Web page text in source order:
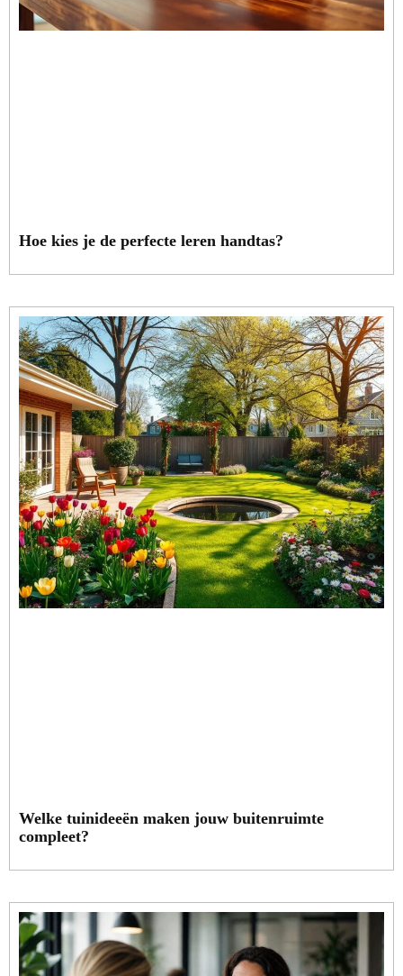
Hoe kies je de perfecte leren handtas?
Welke tuinideeën maken jouw buitenruimte
compleet?